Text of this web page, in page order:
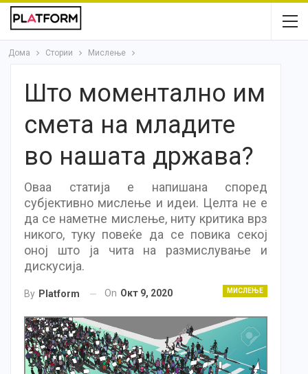
Дома Стории Мислење
Што моментално им
смета на младите
во нашата држава?
Оваа статија е напишана според
субјективно мислење и идеи. Целта не е
да се наметне мислење, ниту критика врз
никого, туку повеќе да се повика секој
оној што ја чита на размислување и
дискусија.
МИСЛЕЊЕ
By Platform On Окт 9, 2020